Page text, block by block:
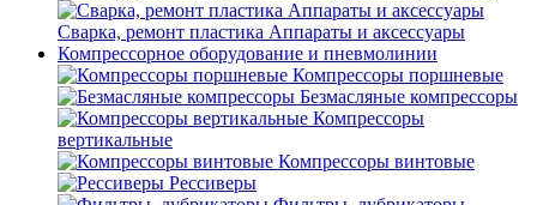
Сварка, ремонт пластика Аппараты и аксессуары
Компрессорное оборудование и пневмолинии
Компрессоры поршневые
Безмасляные компрессоры
Компрессоры
вертикальные
Компрессоры винтовые
Рессиверы